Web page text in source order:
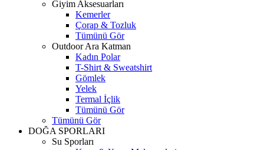
Giyim Aksesuarları
Kemerler
Çorap & Tozluk
Tümünü Gör
Outdoor Ara Katman
Kadın Polar
T-Shirt & Sweatshirt
Gömlek
Yelek
Termal İçlik
Tümünü Gör
Tümünü Gör
DOĞA SPORLARI
Su Sporları